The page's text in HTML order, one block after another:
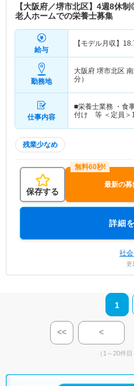
【大阪府／堺市北区】4週8休
老人ホームでの栄養士募集
給与
【モデル月収】
勤務地
大阪府 堺市北区
分）
仕事内容
■栄養士業務 ・食
付け 等 ＜定員＞
残業少なめ
保存する
最新の募
詳細
社
更
1
<< <
（1～20件目